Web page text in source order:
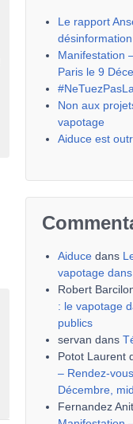
Le rapport
Manifestation
Paris le 9
Non aux
vapotage
Aiduce est
Aiduce dans
vapotage
Robert
: le vapotage
publics
servan dans
Potot Laurent
– Rendez-
Décembre,
Fernandez